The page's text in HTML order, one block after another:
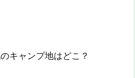
キャンプ地はどこ？